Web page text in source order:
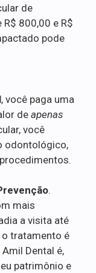
de
800,00 e R$
pode
, você paga uma
de apenas
você
odontológico,
.
mais
a visita até
tratamento é
Dental é,
patrimônio e